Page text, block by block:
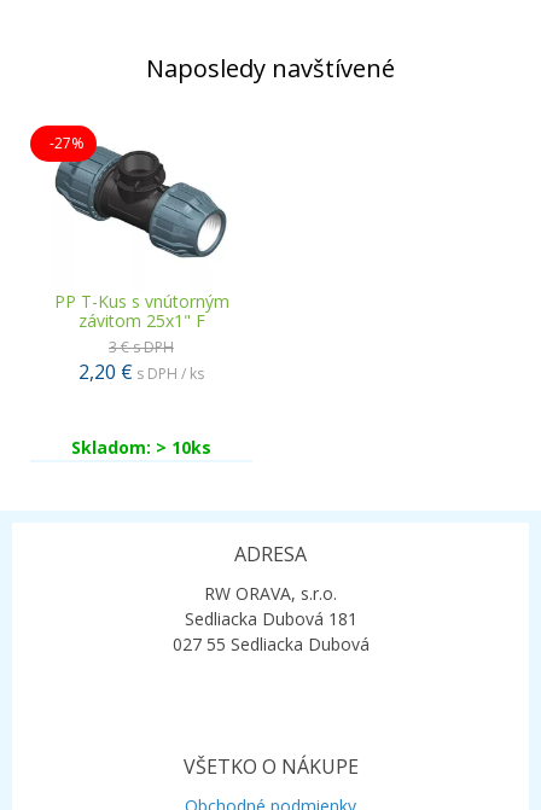
Naposledy navštívené
-27%
PP T-Kus s vnútorným
závitom 25x1" F
3 €s DPH
2,20 € s DPH / ks
Skladom: > 10ks
ADRESA
RW ORAVA, s.r.o.
Sedliacka Dubová 181
027 55 Sedliacka Dubová
VŠETKO O NÁKUPE